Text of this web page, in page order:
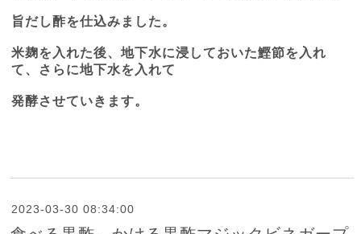
旨だし酢を仕込みました。
米麹を入れた後、地下水に浸しておいた鰹節を入れ
て、さらに地下水を入れて
発酵させていきます。
2023-03-30 08:34:00